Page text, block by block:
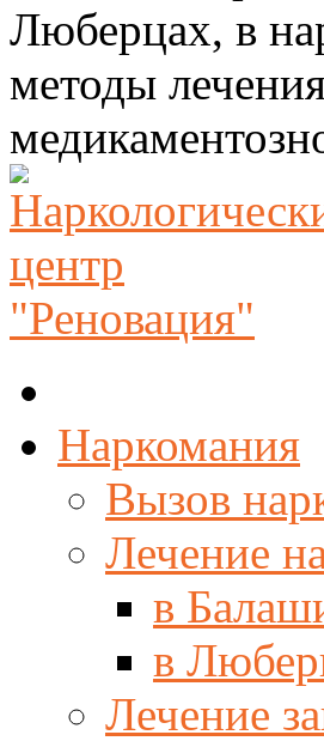
Люберцах, в
методы
Наркомания
Вызов
Лечение
в
в
Лечение